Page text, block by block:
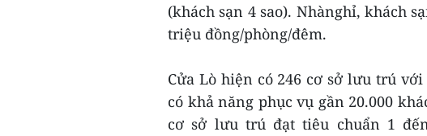
(khách sạn 4 sao). Nhànghỉ, khách
triệu đồng/phòng/đêm.
Cửa Lò hiện có 246 cơ sở lưu trú
có khả năng phục vụ gần 20.000
cơ sở lưu trú đạt tiêu chuẩn 1